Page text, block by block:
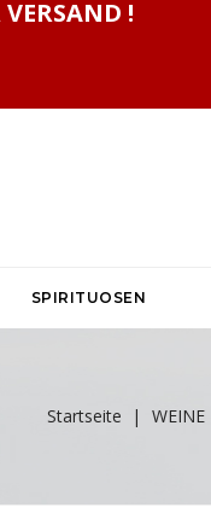
!
SPIRITUOSEN
Startseite WEINE